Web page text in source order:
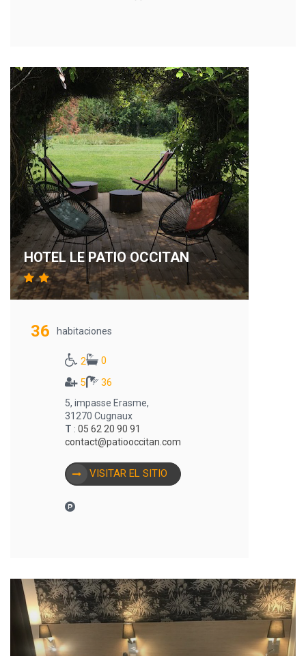
HOTEL LE PATIO OCCITAN
36 habitaciones
2
0
5
36
5, impasse Erasme,
31270 Cugnaux
T : 05 62 20 90 91
contact@patiooccitan.com
VISITAR EL SITIO